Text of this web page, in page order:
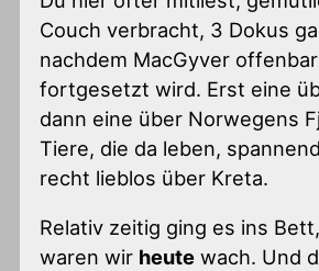
Couch verbracht, 3 Dokus
nachdem MacGyver
fortgesetzt wird. Erst eine
dann eine über Norwegens
Tiere, die da leben,
recht lieblos über Kreta.
Relativ zeitig ging es ins
waren wir heute wach. Und